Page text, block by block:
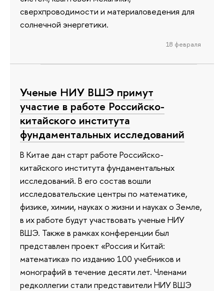
сверхпроводимости и материаловедения для
солнечной энергетики.
18 февраля
Ученые НИУ ВШЭ примут
участие в работе Российско-
китайского института
фундаментальных исследований
В Китае дан старт работе Российско-
китайского института фундаментальных
исследований. В его состав вошли
исследовательские центры по математике,
физике, химии, науках о жизни и науках о Земле,
в их работе будут участвовать ученые НИУ
ВШЭ. Также в рамках конференции был
представлен проект «Россия и Китай:
математика» по изданию 100 учебников и
монографий в течение десяти лет. Членами
редколлегии стали представители НИУ ВШЭ